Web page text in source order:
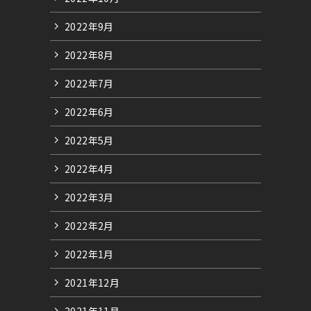
2022年9月
2022年8月
2022年7月
2022年6月
2022年5月
2022年4月
2022年3月
2022年2月
2022年1月
2021年12月